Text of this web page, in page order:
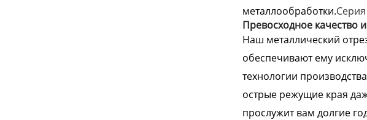
металлообработки.
Превосходное качество
Наш металлический
обеспечивают ему
технологии
острые режущие края
прослужит вам долгие